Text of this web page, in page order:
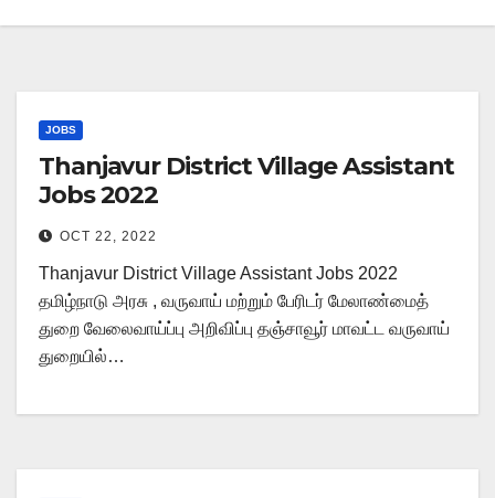
JOBS
Thanjavur District Village Assistant
Jobs 2022
OCT 22, 2022
Thanjavur District Village Assistant Jobs 2022
தமிழ்நாடு அரசு , வருவாய் மற்றும் பேரிடர் மேலாண்மைத்
துறை வேலைவாய்ப்பு அறிவிப்பு தஞ்சாவூர் மாவட்ட வருவாய்
துறையில்…